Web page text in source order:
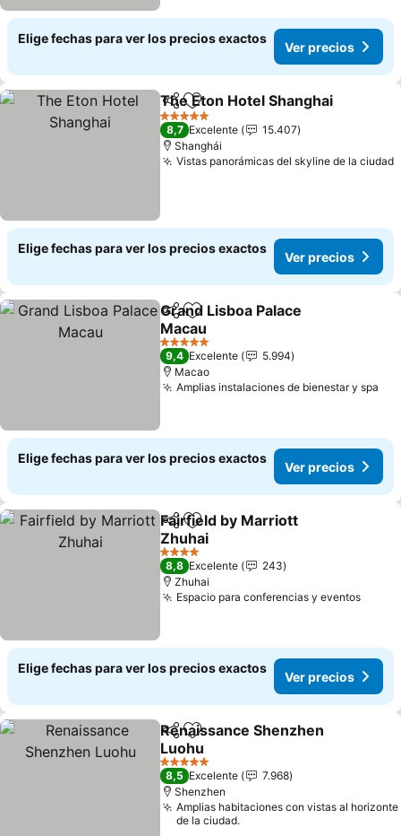
Elige fechas para ver los precios exactos
Ver precios
Compartir
Agregar a favoritos
The Eton Hotel Shanghai
5 Estrellas
8,7 Excelente
15.407
Shanghái
Vistas panorámicas del skyline de la ciudad
Elige fechas para ver los precios exactos
Ver precios
CompartirAgregar a favoritos
Grand Lisboa Palace
Macau
5 Estrellas
9,4 Excelente
5.994
Macao
Amplias instalaciones de bienestar y spa
Elige fechas para ver los precios exactos
Ver precios
CompartirAgregar a favoritos
Fairfield by Marriott
Zhuhai
4 Estrellas
8,8 Excelente
243
Zhuhai
Espacio para conferencias y eventos
Elige fechas para ver los precios exactos
Ver precios
CompartirAgregar a favoritos
Renaissance Shenzhen
Luohu
5 Estrellas
8,5 Excelente
7.968
Shenzhen
Amplias habitaciones con vistas al horizonte
de la ciudad.